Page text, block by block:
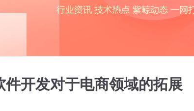
开发对于电商领域的拓展